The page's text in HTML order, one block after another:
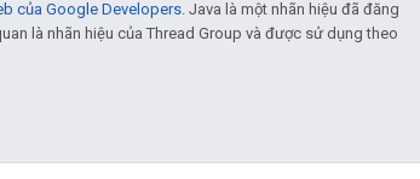
của Google Developers. Java là một nhãn hiệu đã đăng
là nhãn hiệu của Thread Group và được sử dụng theo